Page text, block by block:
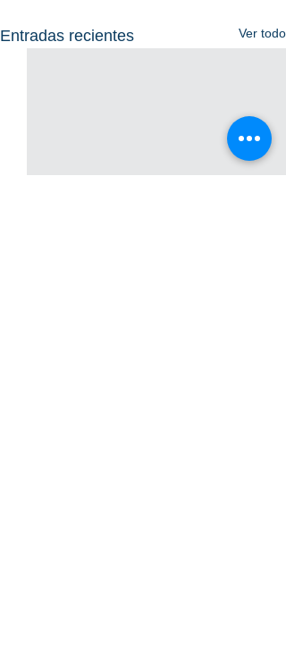
Entradas recientes Ver todo